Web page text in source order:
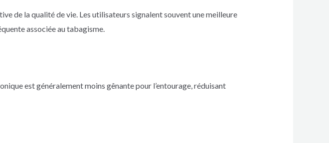
de la qualité de vie. Les utilisateurs signalent souvent une meilleure
associée au tabagisme.
est généralement moins gênante pour l’entourage, réduisant